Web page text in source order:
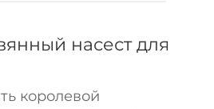
насест для
королевой